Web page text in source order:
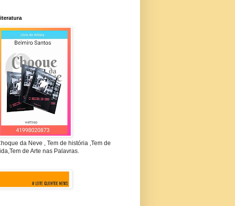
da Neve , Tem de história ,Tem de
de Arte nas Palavras.